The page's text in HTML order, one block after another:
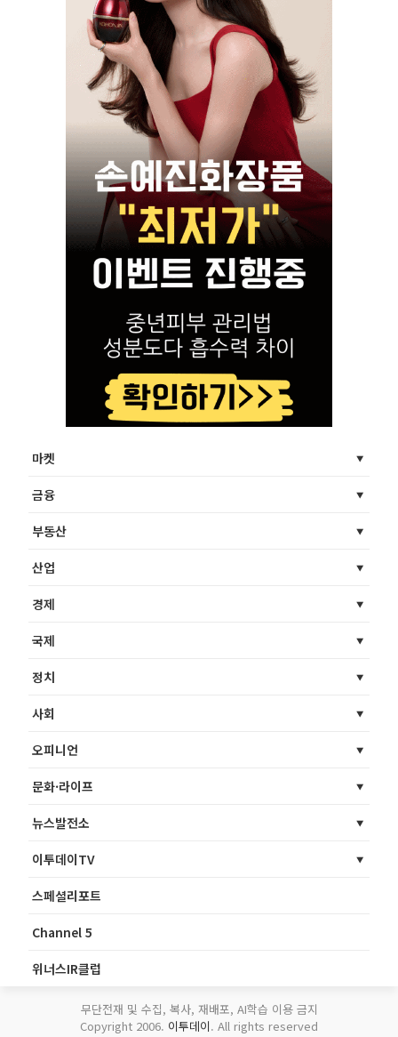
마켓
금융
부동산
산업
경제
국제
정치
사회
오피니언
문화·라이프
뉴스발전소
이투데이TV
스페셜리포트
Channel 5
위너스IR클럽
무단전재 및 수집, 복사, 재배포, AI학습 이용 금지
Copyright 2006. 이투데이. All rights reserved